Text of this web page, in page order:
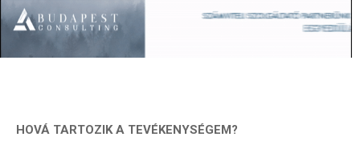
HOVÁ TARTOZIK A TEVÉKENYSÉGEM?